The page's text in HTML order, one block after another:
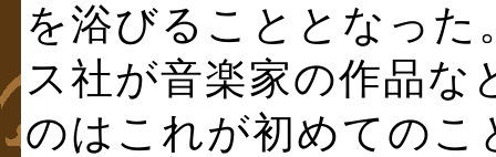
を浴びることとなった
ス社が音楽家の作品
のはこれが初めてのこ